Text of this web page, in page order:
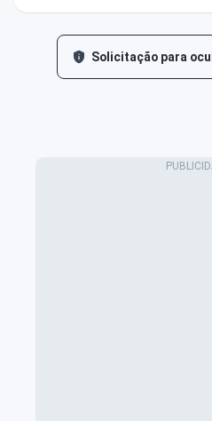
Solicitação para